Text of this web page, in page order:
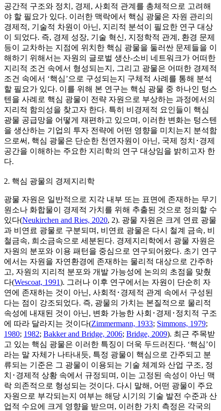
공간적 구조와 정치, 경제, 사회적 관계를 총체적으로 고려해
야 할 필요가 있다. 이러한 맥락에서 핵심 광물은 자원 관리의
경제적, 기술적 차원이 아닌, 지리적 분석이 필요한 연구 대상
이 되었다. 즉, 경제 성장, 기술 혁신, 지정학적 관계, 환경 문제
등이 교차하는 지점에 위치한 핵심 광물을 둘러싼 문제들을 이
해하기 위해서는 자원의 글로벌 생산-소비 네트워크가 어떠한
지리적 조건 속에서 형성되는지, 그리고 광물은 어떠한 경제적
조건 속에서 ‘핵심’으로 구성되는지 구체적 사례를 통해 분석
할 필요가 있다. 이를 위해 본 연구는 핵심 광물 중 하나인 텅스
텐을 사례로 핵심 광물이 전략 자원으로 부상하는 과정에서의
지리적 함의성을 찾고자 한다. 특히 비경제적 요인들이 핵심
광물 공급망을 어떻게 재편하고 있으며, 이러한 변화는 텅스텐
을 생산하는 기업의 투자 전략에 어떤 영향을 미치는지 분석함
으로써, 핵심 광물은 단순한 천연자원이 아닌, 국제 정치･경제
공간을 이해하는 주요한 지리학의 연구 대상임을 밝히고자 한
다.
2. 핵심 광물의 경제지리학
광물 자원은 일반적으로 지각 내부 또는 표면에 존재하는 무기
원소나 화합물이 경제적 가치를 위해 추출된 것으로 정의할 수
있다(Neukirchen and Ries, 2020, 2). 광물 자원은 크게 연료 광물
과 비연료 광물로 구분되며, 비연료 광물은 다시 철계 금속, 비
철금속, 희소금속으로 세분된다. 경제지리학에서 광물 자원은
자원의 분포와 이용 패턴을 중심으로 연구되어왔다. 초기 연구
에서는 자원을 자연환경에 존재하는 물리적 대상으로 간주하
고, 자원의 지리적 분포와 개발 가능성에 논의의 초점을 맞췄
다(Wescoat, 1991). 그러나 이후 연구에서는 자원이 단순히 자
연에 존재하는 것이 아닌, 사회적･경제적 관계 속에서 구성된
다는 점이 강조되었다. 즉, 광물의 가치는 본질적으로 물리적
속성에 내재된 것이 아닌, 변화 가능한 사회･경제･정치적 구조
에 따라 달라지는 것이다(Zimmermann, 1933; Simmons, 1979;
1980; 1982; Bakker and Bridge, 2006; Bridge, 2009). 최근 주목받
고 있는 핵심 광물은 이러한 특징이 더욱 두드러진다. ‘핵심’이
라는 말 자체가 나타내듯, 특정 광물이 핵심으로 간주되고 분
류되는 기준은 그 광물이 이용되는 기술 체계와 산업 구조, 정
치･경제적 상황 속에서 규정되며, 이는 고정된 속성이 아닌 맥
락 의존적으로 형성되는 것이다. 다시 말해, 어떤 광물이 주요
자원으로 부각되는지 여부는 해당 시기의 기술 발전 수준과 산
업적 수요에 크게 영향을 받으며, 이러한 가치 측정은 각국의